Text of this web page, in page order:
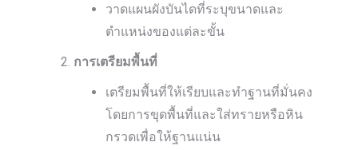
วาดแผนผังบันไดที่ระบุขนาดและ
ตำแหน่งของแต่ละขั้น
การเตรียมพื้นที่
เตรียมพื้นที่ให้เรียบและทำฐานที่มั่นคง
โดยการขุดพื้นที่และใส่ทรายหรือหิน
กรวดเพื่อให้ฐานแน่น